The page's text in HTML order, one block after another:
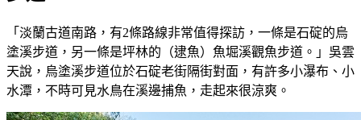
「淡蘭古道南路，有2條路線非常值得探訪，一條是石碇的烏
塗溪步道，另一條是坪林的（逮魚）魚堀溪觀魚步道。」吳雲
天說，烏塗溪步道位於石碇老街隔街對面，有許多小瀑布、小
水潭，不時可見水鳥在溪邊捕魚，走起來很涼爽。